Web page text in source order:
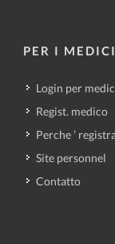
PER I MEDICI
Login per
Regist. medico
Perche ’
Site personnel
Contatto